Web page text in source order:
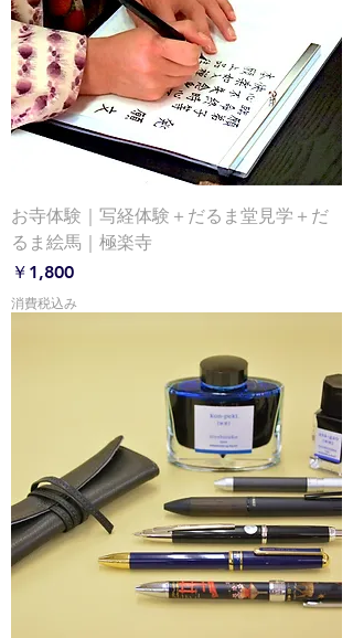
お寺体験｜写経体験＋だるま堂見学＋だ
るま絵馬｜極楽寺
価格
￥1,800
消費税込み